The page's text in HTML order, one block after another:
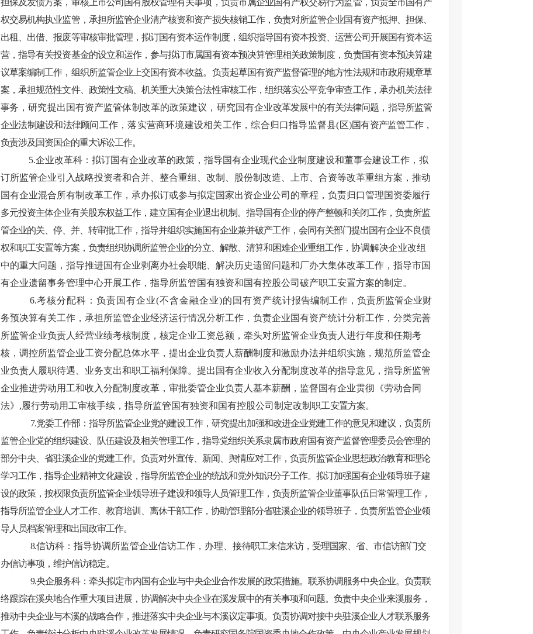
担保及发债方案，审核上市公司国有股权管理有关事项，负责市属企业国有产权交易行为监管，负责全市国有产
权交易机构执业监管，承担所监管企业清产核资和资产损失核销工作，负责对所监管企业国有资产抵押、担保、
出租、出借、报废等审核审批管理，拟订国有资本运作制度，组织指导国有资本投资、运营公司开展国有资本运
营，指导有关投资基金的设立和运作，参与拟订市属国有资本预决算管理相关政策制度，负责国有资本预决算建
议草案编制工作，组织所监管企业上交国有资本收益。负责起草国有资产监督管理的地方性法规和市政府规章草
案，承担规范性文件、政策性文稿、机关重大决策合法性审核工作，组织落实公平竞争审查工作，承办机关法律
事务，研究提出国有资产监管体制改革的政策建议，研究国有企业改革发展中的有关法律问题，指导所监管
企业法制建设和法律顾问工作，落实营商环境建设相关工作，综合归口指导监督县(区)国有资产监管工作，
负责涉及国资国企的重大诉讼工作。
5.企业改革科：拟订国有企业改革的政策，指导国有企业现代企业制度建设和董事会建设工作，拟
订所监管企业引入战略投资者和合并、整合重组、改制、股份制改造、上市、合资等改革重组方案，推动
国有企业混合所有制改革工作，承办拟订或参与拟定国家出资企业公司的章程，负责归口管理国资委履行
多元投资主体企业有关股东权益工作，建立国有企业退出机制。指导国有企业的停产整顿和关闭工作，负责所监
管企业的关、停、并、转审批工作，指导并组织实施国有企业兼并破产工作，会同有关部门提出国有企业不良债
权和职工安置等方案，负责组织协调所监管企业的分立、解散、清算和困难企业重组工作， 协调解决企业改组
中的重大问题， 指导推进国有企业剥离办社会职能、解决历史遗留问题和厂办大集体改革工作，指导市国
有企业遗留事务管理中心开展工作，指导所监管国有独资和国有控股公司破产职工安置方案的制定。
6.考核分配科：负责国有企业(不含金融企业)的国有资产统计报告编制工作，负责所监管企业财
务预决算有关工作，承担所监管企业经济运行情况分析工作，负责企业国有资产统计分析工作，分类完善
所监管企业负责人经营业绩考核制度，核定企业工资总额，牵头对所监管企业负责人进行年度和任期考
核，调控所监管企业工资分配总体水平，提出企业负责人薪酬制度和激励办法并组织实施，规范所监管企
业负责人履职待遇、业务支出和职工福利保障。提出国有企业收入分配制度改革的指导意见，指导所监管
企业推进劳动用工和收入分配制度改革，审批委管企业负责人基本薪酬，监督国有企业贯彻《劳动合同
法》,履行劳动用 工审核手续，指导所监管国有独资和国有控股公司制定改制职工安置方案。
7.党委工作部：指导所监管企业党的建设工作，研究提出加强和改进企业党建工作的意见和建议，负责所
监管企业党的组织建设、队伍建设及相关管理工作，指导党组织关系隶属市政府国有资产监督管理委员会管理的
部分中央、省驻溪企业的党建工作。负责对外宣传、新闻、舆情应对工作，负责所监管企业思想政治教育和理论
学习工作，指导企业精神文化建设，指导所监管企业的统战和党外知识分子工作。拟订加强国有企业领导班子建
设的政策，按权限负责所监管企业领导班子建设和领导人员管理工作，负责所监管企业董事队伍日常管理工作，
指导所监管企业人才工作、教育培训、离休干部工作，协助管理部分省驻溪企业的领导班子，负责所监管企业领
导人员档案管理和出国政审工作。
8.信访科：指导协调所监管企业信访工作，办理、接待职工来信来访，受理国家、省、市信访部门交
办信访事项，维护信访稳定。
9.央企服务科：牵头拟定市内国有企业与中央企业合作发展的政策措施。联系协调服务中央企业。负责联
络跟踪在溪央地合作重大项目进展，协调解决中央企业在溪发展中的有关事项和问题。负责中央企业来溪服务，
推动中央企业与本溪的战略合作，推进落实中央企业与本溪议定事项。负责协调对接中央驻溪企业人才联系服务